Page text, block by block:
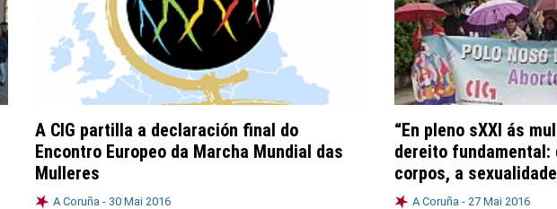
A CIG partilla a declaración final do
Encontro Europeo da Marcha Mundial das
Mulleres
A Coruña - 30 Mai 2016
“En pleno sXXI ás
dereito
corpos, a
A Coruña - 27 Mai 2016